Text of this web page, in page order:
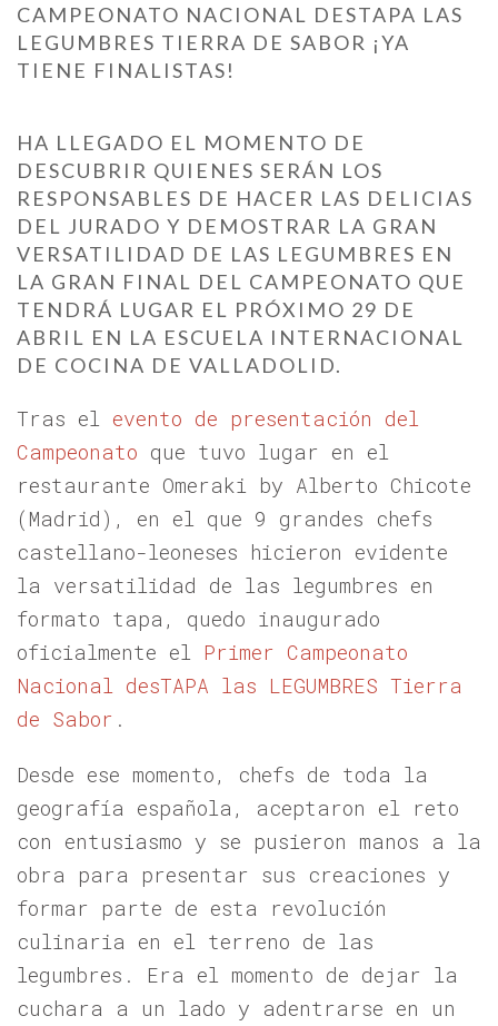
CAMPEONATO NACIONAL DESTAPA LAS
LEGUMBRES TIERRA DE SABOR ¡YA
TIENE FINALISTAS!
HA LLEGADO EL MOMENTO DE
DESCUBRIR QUIENES SERÁN LOS
RESPONSABLES DE HACER LAS DELICIAS
DEL JURADO Y DEMOSTRAR LA GRAN
VERSATILIDAD DE LAS LEGUMBRES EN
LA GRAN FINAL DEL CAMPEONATO QUE
TENDRÁ LUGAR EL PRÓXIMO 29 DE
ABRIL EN LA ESCUELA INTERNACIONAL
DE COCINA DE VALLADOLID.
Tras el evento de presentación del
Campeonato que tuvo lugar en el
restaurante Omeraki by Alberto Chicote
(Madrid), en el que 9 grandes chefs
castellano-leoneses hicieron evidente
la versatilidad de las legumbres en
formato tapa, quedo inaugurado
oficialmente el Primer Campeonato
Nacional desTAPA las LEGUMBRES Tierra
de Sabor .
Desde ese momento, chefs de toda la
geografía española, aceptaron el reto
con entusiasmo y se pusieron manos a la
obra para presentar sus creaciones y
formar parte de esta revolución
culinaria en el terreno de las
legumbres. Era el momento de dejar la
cuchara a un lado y adentrarse en un